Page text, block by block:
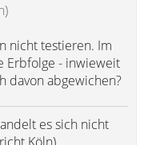
nicht testieren. Im
Erbfolge - inwieweit
davon abgewichen?
es sich nicht